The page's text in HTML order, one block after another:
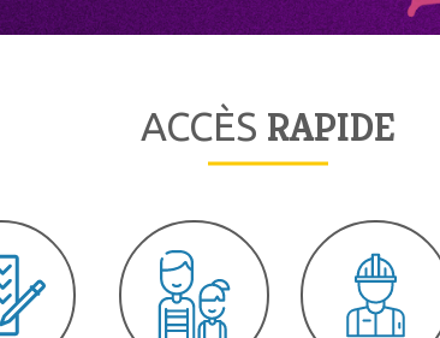
ACCÈS RAPIDE